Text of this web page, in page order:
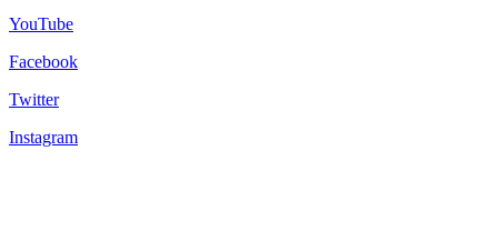
YouTube
Facebook
Twitter
Instagram